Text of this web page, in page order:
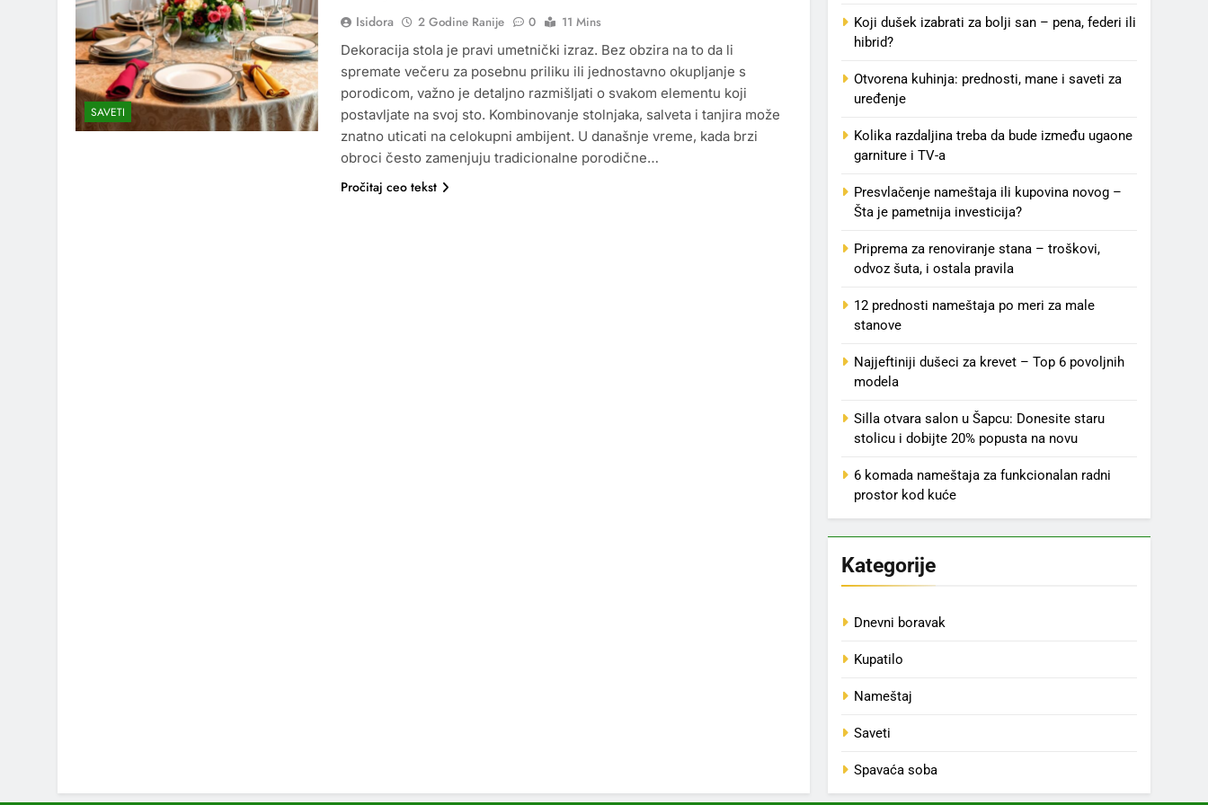
SAVETI
Isidora 2 Godine Ranije 0
11 Mins
Dekoracija stola je pravi umetnički izraz. Bez obzira na to da li
spremate večeru za posebnu priliku ili jednostavno okupljanje s
porodicom, važno je detaljno razmišljati o svakom elementu koji
postavljate na svoj sto. Kombinovanje stolnjaka, salveta i tanjira može
znatno uticati na celokupni ambijent. U današnje vreme, kada brzi
obroci često zamenjuju tradicionalne porodične…
Pročitaj ceo tekst
Koji dušek izabrati za bolji san – pena, federi ili
hibrid?
Otvorena kuhinja: prednosti, mane i saveti za
uređenje
Kolika razdaljina treba da bude između ugaone
garniture i TV-a
Presvlačenje nameštaja ili kupovina novog –
Šta je pametnija investicija?
Priprema za renoviranje stana – troškovi,
odvoz šuta, i ostala pravila
12 prednosti nameštaja po meri za male
stanove
Najjeftiniji dušeci za krevet – Top 6 povoljnih
modela
Silla otvara salon u Šapcu: Donesite staru
stolicu i dobijte 20% popusta na novu
6 komada nameštaja za funkcionalan radni
prostor kod kuće
Kategorije
Dnevni boravak
Kupatilo
Nameštaj
Saveti
Spavaća soba